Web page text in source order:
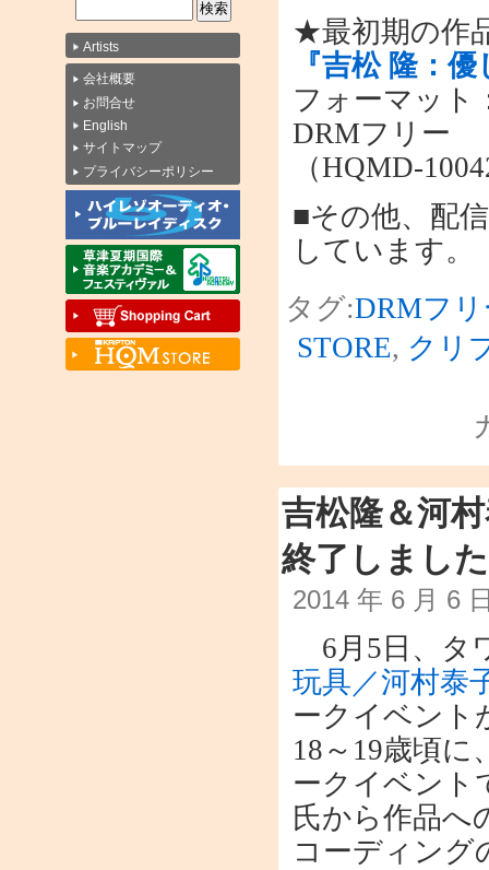
Artists
会社概要
お問合せ
English
サイトマップ
プライバシーポリシー
★最初期の作
『吉松 隆：
フォーマット
DRMフリー
（HQMD-
■その他、配
しています。
タグ:DRMフ
STORE, クリ
吉松隆＆河
終了しました
2014 年 6 月 6
6月5日、タ
玩具／河村泰
ークイベント
18～19歳頃に
ークイベント
氏から作品へ
コーディング